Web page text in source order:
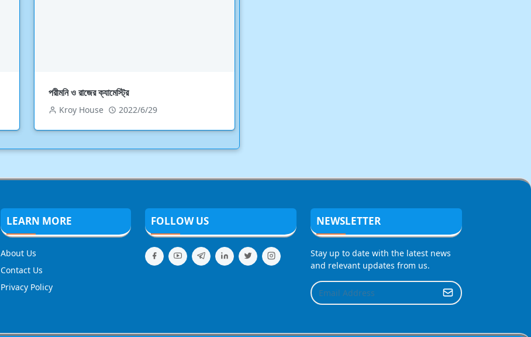
পরীমনি ও রাজের ক্যামেস্ট্রি
Kroy House 2022/6/29
LEARN MORE
About Us
Contact Us
Privacy Policy
FOLLOW US NEWSLETTER
Stay up to date with the latest news
and relevant updates from us.